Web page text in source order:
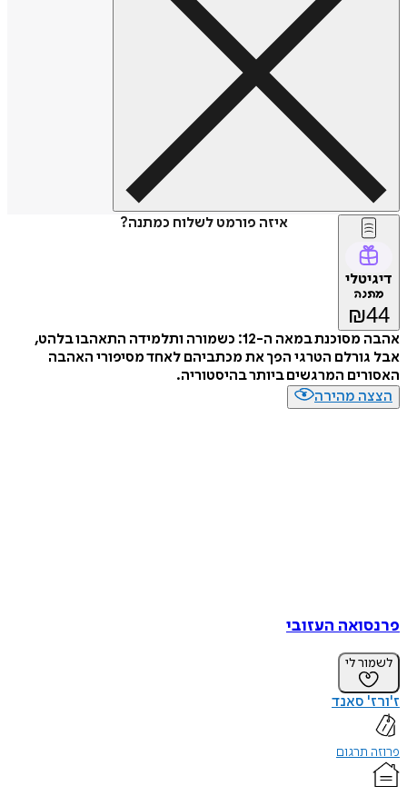
איזה פורמט לשלוח כמתנה?
דיגיטלי
מתנה
₪44
אהבה מסוכנת במאה ה-12: כשמורה ותלמידה התאהבו בלהט,
אבל גורלם הטרגי הפך את מכתביהם לאחד מסיפורי האהבה
האסורים המרגשים ביותר בהיסטוריה.
הצצה מהירה
פרנסואה העזובי
לשמור לי
ז'ורז' סאנד
פרוזה תרגום